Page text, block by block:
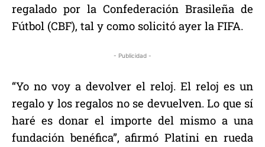
regalado por la Confederación Brasileña de
Fútbol (CBF), tal y como solicitó ayer la FIFA.
- Publicidad -
“Yo no voy a devolver el reloj. El reloj es un
regalo y los regalos no se devuelven. Lo que sí
haré es donar el importe del mismo a una
fundación benéfica”, afirmó Platini en rueda